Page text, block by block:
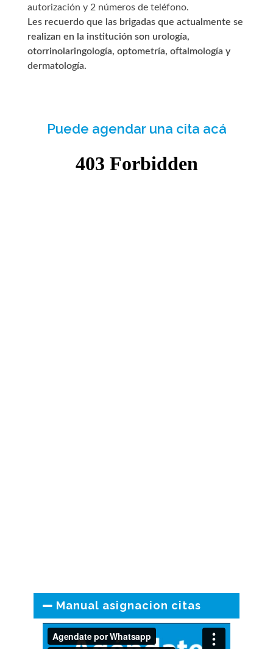
autorización y 2 números de teléfono.
Les recuerdo que las brigadas que actualmente se
realizan en la institución son urología,
otorrinolaringología, optometría, oftalmología y
dermatología.
Puede agendar una cita acá
Manual asignacion citas